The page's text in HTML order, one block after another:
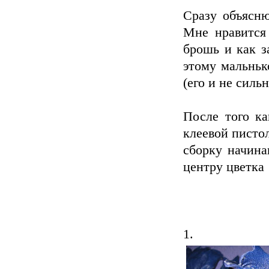
Сразу
Мне нравится
брошь и как
этому
(его и не
После того
клеевой
сборку
центру цветка
1.